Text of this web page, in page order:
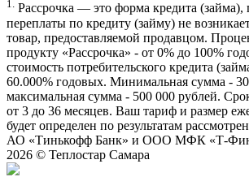
1. Рассрочка — это форма кредита (займа),
переплаты по кредиту (займу) не
товар, предоставляемой продавцом.
продукту «Рассрочка» - от 0% до 100%
стоимость потребительского кредита
60.000% годовых. Минимальная сумма -
максимальная сумма - 500 000 рублей.
от 3 до 36 месяцев. Ваш тариф и размер
будет определен по результатам
АО «Тинькофф Банк» и ООО МФК «Т-
2026 © Теплостар Самара